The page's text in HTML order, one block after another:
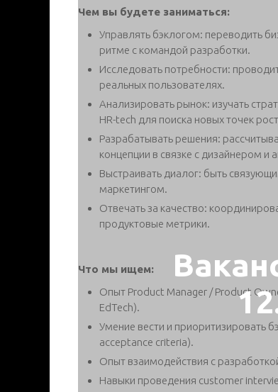
Чем вы будете заниматься:
Управлять бэклогом: переводить
ритме с командой разработки.
Исследовать потребности:
реальных пользователях.
Анализировать рынок: изучать
HR-tech для поиска новых точек
Разрабатывать решения:
концепции в связке с дизайнером и
Выстраивать диалог: быть
маркетингом.
Отвечать за качество:
продуктовые метрики.
Что мы ищем:
Опыт Product Manager / Product
EdTech).
Умение вести и приоритизировать
acceptance criteria).
Опыт взаимодействия с
Навыки проведения customer